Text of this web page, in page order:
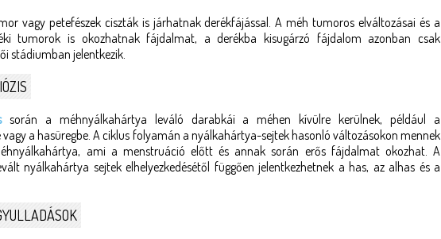
vagy petefészek ciszták is járhatnak derékfájással. A méh tumoros elváltozásai és a
tumorok is okozhatnak fájdalmat, a derékba kisugárzó fájdalom azonban csak
stádiumban jelentkezik.
során a méhnyálkahártya leváló darabkái a méhen kívülre kerülnek, például a
vagy a hasüregbe. A ciklus folyamán a nyálkahártya-sejtek hasonló változásokon mennek
ami a menstruáció előtt és annak során erős fájdalmat okozhat. A
nyálkahártya sejtek elhelyezkedésétől függően jelentkezhetnek a has, az alhas és a